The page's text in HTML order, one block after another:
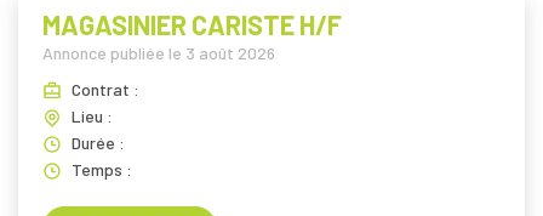
MAGASINIER CARISTE H/F
Annonce publiée le 3 août 2026
Contrat :
Lieu :
Durée :
Temps :